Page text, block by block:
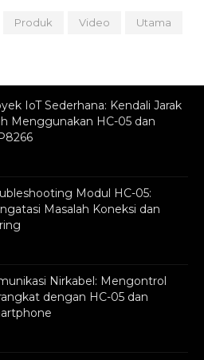
Produk Video Utama
IoT Sederhana: Kendali Jarak
Menggunakan HC-05 dan
Modul HC-05:
Masalah Koneksi dan
Nirkabel: Mengontrol
dengan HC-05 dan